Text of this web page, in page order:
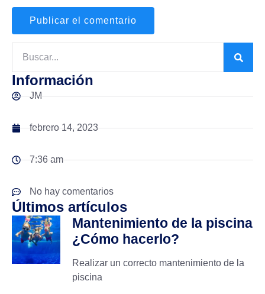
Información
JM
febrero 14, 2023
7:36 am
No hay comentarios
Últimos artículos
Mantenimiento de la piscina
¿Cómo hacerlo?
Realizar un correcto mantenimiento de la
piscina